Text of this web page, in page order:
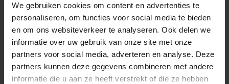
We gebruiken cookies om content en advertenties te
personaliseren, om functies voor social media te bieden
en om ons websiteverkeer te analyseren. Ook delen we
informatie over uw gebruik van onze site met onze
partners voor social media, adverteren en analyse. Deze
partners kunnen deze gegevens combineren met andere
informatie die u aan ze heeft verstrekt of die ze hebben
Schulterzone wurde entwickelt, um den Druck ideal zu
verteilen, wenn Sie auf der Seite schlafen. So bleibt die
Wirbelsäule in einer natürlichen Position, was zu einem
erholsamen Schlaf beiträgt und Rücken- oder
Nackenschmerzen vorbeugt.
HOCHWERTIGE DECKSCHICHT